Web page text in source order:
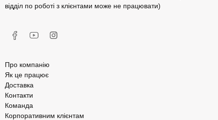
відділ по роботі з клієнтами може не працювати)
Про компанію
Як це працює
Доставка
Контакти
Команда
Корпоративним клієнтам